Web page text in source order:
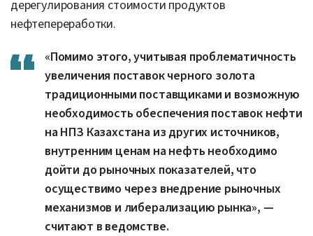
дерегулирования стоимости продуктов
нефтепереработки.
«Помимо этого, учитывая проблематичность
увеличения поставок черного золота
традиционными поставщиками и возможную
необходимость обеспечения поставок нефти
на НПЗ Казахстана из других источников,
внутренним ценам на нефть необходимо
дойти до рыночных показателей, что
осуществимо через внедрение рыночных
механизмов и либерализацию рынка», —
считают в ведомстве.